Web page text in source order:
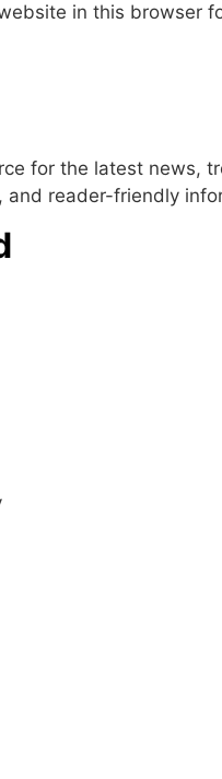
in this browser
for the latest news,
and reader-friendly